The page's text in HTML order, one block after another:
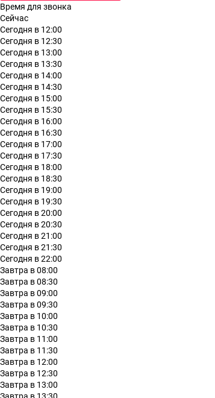
Время для звонка
Сейчас
Сегодня в 12:00
Сегодня в 12:30
Сегодня в 13:00
Сегодня в 13:30
Сегодня в 14:00
Сегодня в 14:30
Сегодня в 15:00
Сегодня в 15:30
Сегодня в 16:00
Сегодня в 16:30
Сегодня в 17:00
Сегодня в 17:30
Сегодня в 18:00
Сегодня в 18:30
Сегодня в 19:00
Сегодня в 19:30
Сегодня в 20:00
Сегодня в 20:30
Сегодня в 21:00
Сегодня в 21:30
Сегодня в 22:00
Завтра в 08:00
Завтра в 08:30
Завтра в 09:00
Завтра в 09:30
Завтра в 10:00
Завтра в 10:30
Завтра в 11:00
Завтра в 11:30
Завтра в 12:00
Завтра в 12:30
Завтра в 13:00